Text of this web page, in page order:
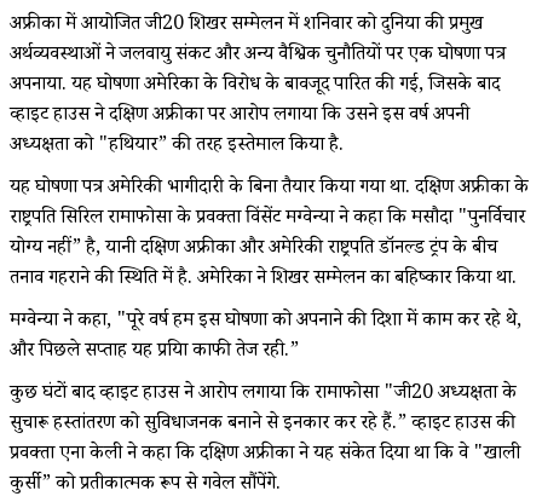
अफ्रीका में आयोजित जी20 शिखर सम्मेलन में शनिवार को दुनिया की प्रमुख
अर्थव्यवस्थाओं ने जलवायु संकट और अन्य वैश्विक चुनौतियों पर एक घोषणा पत्र
अपनाया. यह घोषणा अमेरिका के विरोध के बावजूद पारित की गई, जिसके बाद
व्हाइट हाउस ने दक्षिण अफ्रीका पर आरोप लगाया कि उसने इस वर्ष अपनी
अध्यक्षता को "हथियार” की तरह इस्तेमाल किया है.
यह घोषणा पत्र अमेरिकी भागीदारी के बिना तैयार किया गया था. दक्षिण अफ्रीका के
राष्ट्रपति सिरिल रामाफोसा के प्रवक्ता विंसेंट मग्वेन्या ने कहा कि मसौदा "पुनर्विचार
योग्य नहीं” है, यानी दक्षिण अफ्रीका और अमेरिकी राष्ट्रपति डॉनल्ड ट्रंप के बीच
तनाव गहराने की स्थिति में है. अमेरिका ने शिखर सम्मेलन का बहिष्कार किया था.
मग्वेन्या ने कहा, "पूरे वर्ष हम इस घोषणा को अपनाने की दिशा में काम कर रहे थे,
और पिछले सप्ताह यह प्रक्रिया काफी तेज रही.”
कुछ घंटों बाद व्हाइट हाउस ने आरोप लगाया कि रामाफोसा "जी20 अध्यक्षता के
सुचारू हस्तांतरण को सुविधाजनक बनाने से इनकार कर रहे हैं.” व्हाइट हाउस की
प्रवक्ता एना केली ने कहा कि दक्षिण अफ्रीका ने यह संकेत दिया था कि वे "खाली
कुर्सी” को प्रतीकात्मक रूप से गवेल सौंपेंगे.